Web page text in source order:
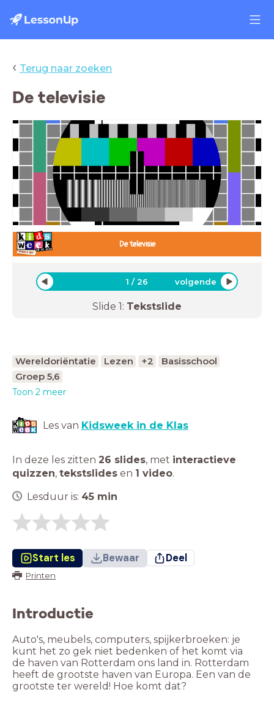
‹ Terug naar zoeken
De televisie
De televisie
1 /26 volgende
Slide 1: Tekstslide
Wereldoriëntatie Lezen +2
Basisschool
Groep 5,6
Toon 2 meer
Les van Kidsweek in de Klas
In deze les zitten 26 slides, met interactieve
quizzen, tekstslides en 1 video.
Lesduur is: 45 min
Start les Bewaar Deel
Printen
Introductie
Auto's, meubels, computers, spijkerbroeken: je
kunt het zo gek niet bedenken of het komt via
de haven van Rotterdam ons land in. Rotterdam
heeft de grootste haven van Europa. Een van de
grootste ter wereld! Hoe komt dat?